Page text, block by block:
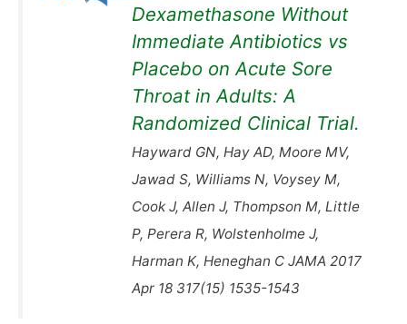
Dexamethasone Without
Immediate Antibiotics vs
Placebo on Acute Sore
Throat in Adults: A
Randomized Clinical Trial.
Hayward GN, Hay AD, Moore MV,
Jawad S, Williams N, Voysey M,
Cook J, Allen J, Thompson M, Little
P, Perera R, Wolstenholme J,
Harman K, Heneghan C JAMA 2017
Apr 18 317(15) 1535-1543